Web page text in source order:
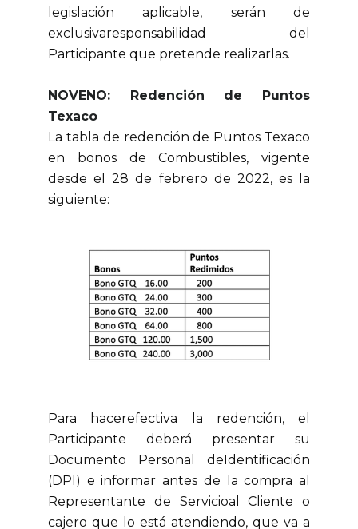
legislación aplicable, serán de
exclusivaresponsabilidad del
Participante que pretende realizarlas.
NOVENO: Redención de Puntos
Texaco
La tabla de redención de Puntos Texaco
en bonos de Combustibles, vigente
desde el 28 de febrero de 2022, es la
siguiente:
Para hacerefectiva la redención, el
Participante deberá presentar su
Documento Personal deIdentificación
(DPI) e informar antes de la compra al
Representante de Servicioal Cliente o
cajero que lo está atendiendo, que va a